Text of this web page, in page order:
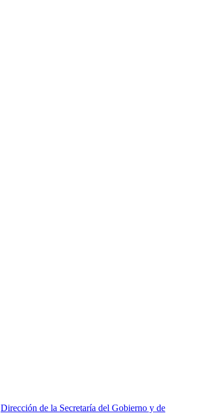
Dirección de la Secretaría del Gobierno y de